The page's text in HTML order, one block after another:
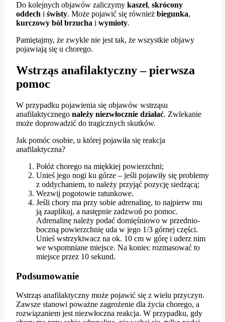
Do kolejnych objawów zaliczymy kaszel, skrócony
oddech i świsty. Może pojawić się również biegunka,
kurczowy ból brzucha i wymioty.
Pamiętajmy, że zwykle nie jest tak, że wszystkie objawy
pojawiają się u chorego.
Wstrząs anafilaktyczny – pierwsza
pomoc
W przypadku pojawienia się objawów wstrząsu
anafilaktycznego należy niezwłocznie działać. Zwlekanie
może doprowadzić do tragicznych skutków.
Jak pomóc osobie, u której pojawiła się reakcja
anafilaktyczna?
Połóż chorego na miękkiej powierzchni;
Unieś jego nogi ku górze – jeśli pojawiły się problemy
z oddychaniem, to należy przyjąć pozycję siedzącą;
Wezwij pogotowie ratunkowe.
Jeśli chory ma przy sobie adrenalinę, to najpierw mu
ją zaaplikuj, a następnie zadzwoń po pomoc.
Adrenalinę należy podać domięśniowo w przednio-
boczną powierzchnię uda w jego 1/3 górnej części.
Unieś wstrzykiwacz na ok. 10 cm w górę i uderz nim
we wspomniane miejsce. Na koniec rozmasować to
miejsce przez 10 sekund.
Podsumowanie
Wstrząs anafilaktyczny może pojawić się z wielu przyczyn.
Zawsze stanowi poważne zagrożenie dla życia chorego, a
rozwiązaniem jest niezwłoczna reakcja. W przypadku, gdy